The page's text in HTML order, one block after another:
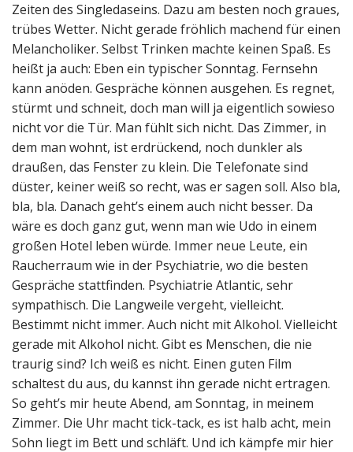
Zeiten des Singledaseins. Dazu am besten noch graues,
trübes Wetter. Nicht gerade fröhlich machend für einen
Melancholiker. Selbst Trinken machte keinen Spaß. Es
heißt ja auch: Eben ein typischer Sonntag. Fernsehn
kann anöden. Gespräche können ausgehen. Es regnet,
stürmt und schneit, doch man will ja eigentlich sowieso
nicht vor die Tür. Man fühlt sich nicht. Das Zimmer, in
dem man wohnt, ist erdrückend, noch dunkler als
draußen, das Fenster zu klein. Die Telefonate sind
düster, keiner weiß so recht, was er sagen soll. Also bla,
bla, bla. Danach geht’s einem auch nicht besser. Da
wäre es doch ganz gut, wenn man wie Udo in einem
großen Hotel leben würde. Immer neue Leute, ein
Raucherraum wie in der Psychiatrie, wo die besten
Gespräche stattfinden. Psychiatrie Atlantic, sehr
sympathisch. Die Langweile vergeht, vielleicht.
Bestimmt nicht immer. Auch nicht mit Alkohol. Vielleicht
gerade mit Alkohol nicht. Gibt es Menschen, die nie
traurig sind? Ich weiß es nicht. Einen guten Film
schaltest du aus, du kannst ihn gerade nicht ertragen.
So geht’s mir heute Abend, am Sonntag, in meinem
Zimmer. Die Uhr macht tick-tack, es ist halb acht, mein
Sohn liegt im Bett und schläft. Und ich kämpfe mir hier